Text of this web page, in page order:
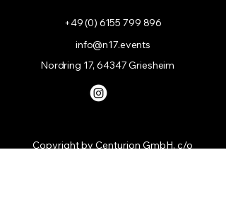
+49 (0) 6155 799 896
info@n17.events
Nordring 17, 64347 Griesheim
Copyright by Centurion GmbH, c/o